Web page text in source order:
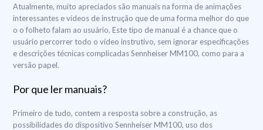
Atualmente, muito apreciados são manuais na forma de animações
interessantes e vídeos de instrução que de uma forma melhor do que
o o folheto falam ao usuário. Este tipo de manual é a chance que o
usuário percorrer todo o vídeo instrutivo, sem ignorar especificações
e descrições técnicas complicadas Sennheiser MM100, como para a
versão papel.
Por que ler manuais?
Primeiro de tudo, contem a resposta sobre a construção, as
possibilidades do dispositivo Sennheiser MM100, uso dos